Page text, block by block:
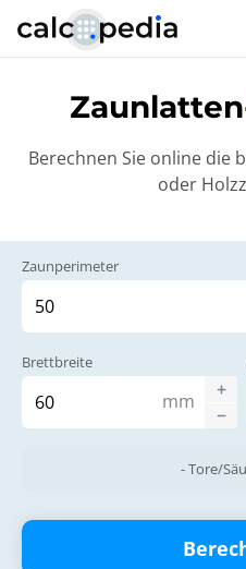
Berechnen Sie online die
oder
Zaunperimeter
Brettbreite
mm
- Tore/